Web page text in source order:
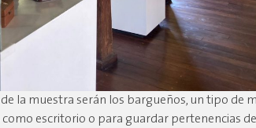
la muestra serán los bargueños, un tipo de
escritorio o para guardar pertenencias